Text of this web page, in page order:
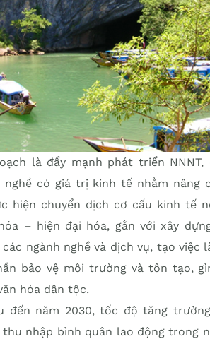
là đẩy mạnh phát triển
nghề có giá trị kinh tế nhằm nâng
hiện chuyển dịch cơ cấu kinh tế
– hiện đại hóa, gắn với xây
ngành nghề và dịch vụ, tạo việc
bảo vệ môi trường và tôn tạo,
hóa dân tộc.
đến năm 2030, tốc độ tăng
nhập bình quân lao động trong